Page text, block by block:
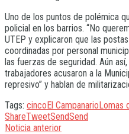
Uno de los puntos de polémica
policial en los barrios. “No
UTEP y explicaron que las
coordinadas por personal
las fuerzas de seguridad. Aún
trabajadores acusaron a la
represivo” y hablan de
Tags: cincoEl CampanarioLomas
ShareTweetSendSend
Noticia anterior